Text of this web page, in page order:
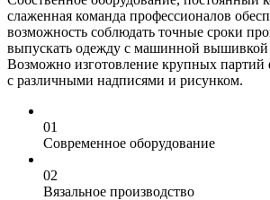
слаженная команда профессионалов
возможность соблюдать точные сроки
выпускать одежду с машинной вышивкой
Возможно изготовление крупных
с различными надписями и рисунком.
01
Современное оборудование
02
Вязальное производство